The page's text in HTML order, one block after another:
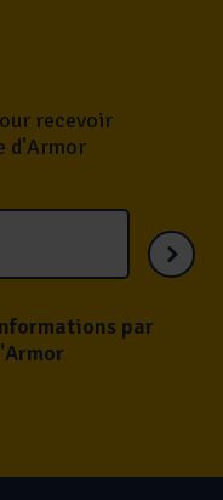
recevoir
d'Armor
par